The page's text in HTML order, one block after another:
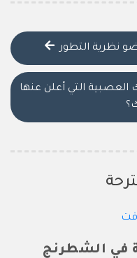
العصبية التي أعلن عنها
في الشطرنج